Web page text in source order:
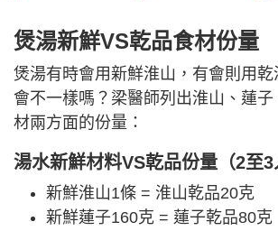
煲湯新鮮VS乾品食材份量
煲湯有時會用新鮮淮山，有會則用
會不一樣嗎？梁醫師列出淮山、蓮
材兩方面的份量：
湯水新鮮材料VS乾品份量（2至3
新鮮淮山1條 = 淮山乾品20克
新鮮蓮子160克 = 蓮子乾品80克